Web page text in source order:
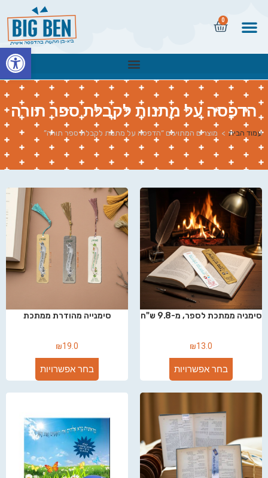
0
הדפסה על מתנות לקבלת ספר תורה
עמוד הבית > מוצרים המתויגים “הדפסה על מתנות לקבלת ספר תורה”
סימניה ממתכת לספר, מ-9.8 ש"ח
₪13.0
בחר אפשרויות
סימנייה מהודרת ממתכת
₪19.0
בחר אפשרויות